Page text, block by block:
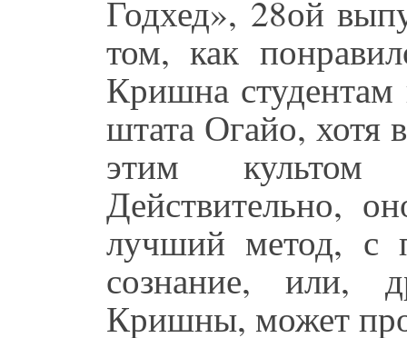
Годхед», 28ой
том, как
Кришна студентам
штата Огайо, хотя
этим
Действительно,
лучший метод, с
сознание, или,
Кришны, может